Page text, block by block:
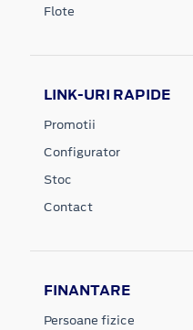
Flote
LINK-URI RAPIDE
Promotii
Configurator
Stoc
Contact
FINANTARE
Persoane fizice